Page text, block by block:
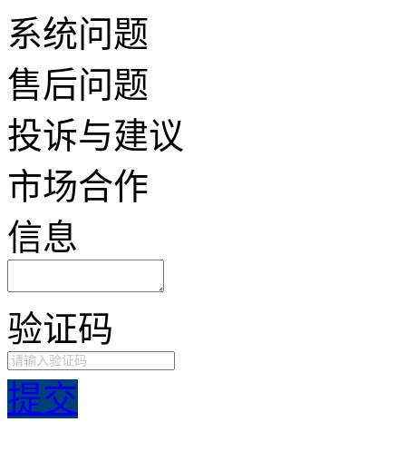
系统问题
售后问题
投诉与建议
市场合作
信息
验证码
提交